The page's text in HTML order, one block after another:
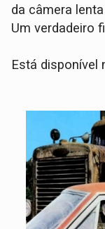
da câmera
Um verdadeiro
Está disponível